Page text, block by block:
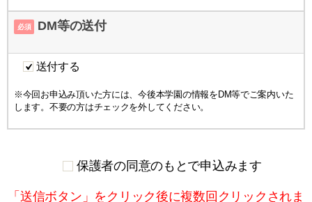
必須 DM等の送付
送付する
※今回お申込み頂いた方には、今後本学園の情報をDM等でご案内いた
します。不要の方はチェックを外してください。
保護者の同意のもとで申込みます
「送信ボタン」をクリック後に複数回クリックされま